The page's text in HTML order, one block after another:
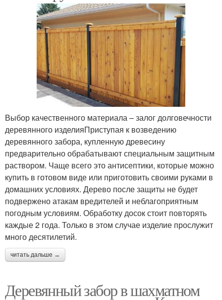
Выбор качественного материала – залог долговечности
деревянного изделияПриступая к возведению
деревянного забора, купленную древесину
предварительно обрабатывают специальным защитным
раствором. Чаще всего это антисептики, которые можно
купить в готовом виде или приготовить своими руками в
домашних условиях. Дерево после защиты не будет
подвержено атакам вредителей и неблагоприятным
погодным условиям. Обработку досок стоит повторять
каждые 2 года. Только в этом случае изделие прослужит
много десятилетий.
читать дальше →
Деревянный забор в шахматном